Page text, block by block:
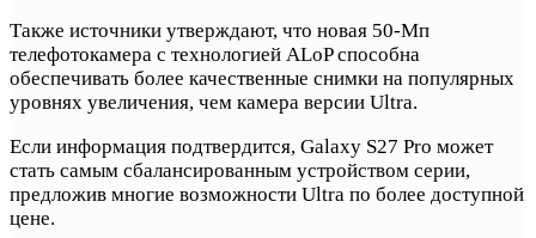
Также источники утверждают, что новая 50-Мп
телефотокамера с технологией ALoP способна
обеспечивать более качественные снимки на популярных
уровнях увеличения, чем камера версии Ultra.
Если информация подтвердится, Galaxy S27 Pro может
стать самым сбалансированным устройством серии,
предложив многие возможности Ultra по более доступной
цене.